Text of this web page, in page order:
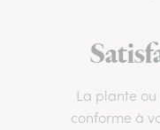
La plante ou
conforme à